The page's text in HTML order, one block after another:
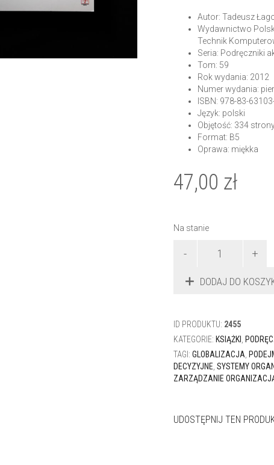
Autor: Tadeusz
Wydawnictwo
Technik
Seria: Podręczniki
Tom: 59
Rok wydania: 2012
Numer wydania:
ISBN: 978-83-
Język: polski
Objętość: 334
Format: B5
Oprawa: miękka
47,00 zł
Na stanie
Wielokryterialne
w
procesie
globalizacji
DODAJ DO
ID PRODUKTU: 2455
KATEGORIE: KSIĄŻKI
TAGI:GLOBALIZACJA
DECYZYJNE ,SYSTEMY
ZARZĄDZANIE
UDOSTĘPNIJ TEN